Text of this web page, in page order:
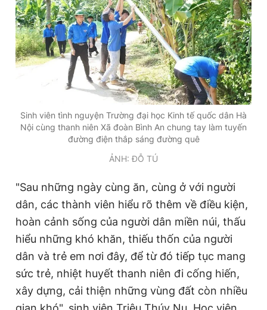
Sinh viên tình nguyện Trường đại học Kinh tế quốc dân Hà
Nội cùng thanh niên Xã đoàn Bình An chung tay làm tuyến
đường điện thắp sáng đường quê
ẢNH: ĐỖ TÚ
"Sau những ngày cùng ăn, cùng ở với người
dân, các thành viên hiểu rõ thêm về điều kiện,
hoàn cảnh sống của người dân miền núi, thấu
hiểu những khó khăn, thiếu thốn của người
dân và trẻ em nơi đây, để từ đó tiếp tục mang
sức trẻ, nhiệt huyết thanh niên đi cống hiến,
xây dựng, cải thiện những vùng đất còn nhiều